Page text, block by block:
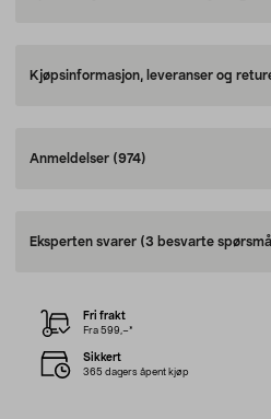
Kjøpsinformasjon, leveranser og
Anmeldelser (974)
Eksperten svarer (3 besvarte
Fri frakt
Fra 599,–*
Sikkert
365 dagers åpent kjøp